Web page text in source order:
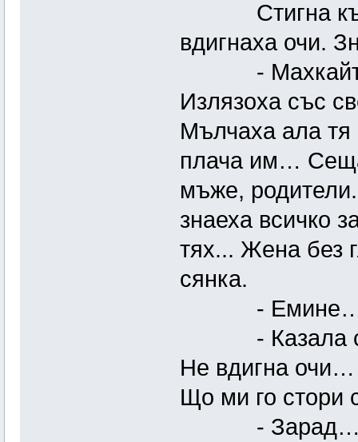
Стигна
вдигнаха очи.
- Махкайте
Излязоха със
Мълчаха ала тя
плача им…
мъже,
знаеха всичко
тях... Жена без
сянка.
- Емине… –
- Казала си.
Не вдигна очи…
Що ми го стори
- Зарад…